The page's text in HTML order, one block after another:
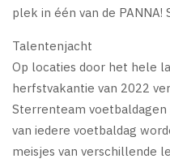
plek in één van de PANNA!
Talentenjacht
Op locaties door het hele
herfstvakantie van 2022
Sterrenteam voetbaldagen
van iedere voetbaldag
meisjes van verschillende